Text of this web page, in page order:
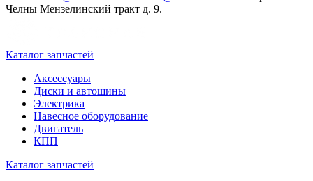
Челны Мензелинский тракт д. 9.
Каталог запчастей
Аксессуары
Диски и автошины
Электрика
Навесное оборудование
Двигатель
КПП
Каталог запчастей